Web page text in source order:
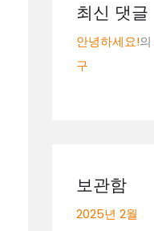
최신 댓글
안녕하세요!의
구
보관함
2025년 2월